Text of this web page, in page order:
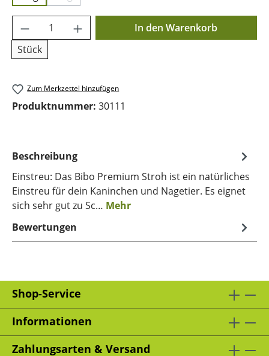
(Diese Option ist zurzeit nicht verfügbar.)
Produkt Anzahl: Gib den gewünschten
Stück
In den Warenkorb
Zum Merkzettel hinzufügen
Produktnummer: 30111
Beschreibung
Einstreu: Das Bibo Premium Stroh ist ein natürliches
Einstreu für dein Kaninchen und Nagetier. Es eignet
sich sehr gut zu Sc… Mehr
Bewertungen
Shop-Service
Informationen
Zahlungsarten & Versand